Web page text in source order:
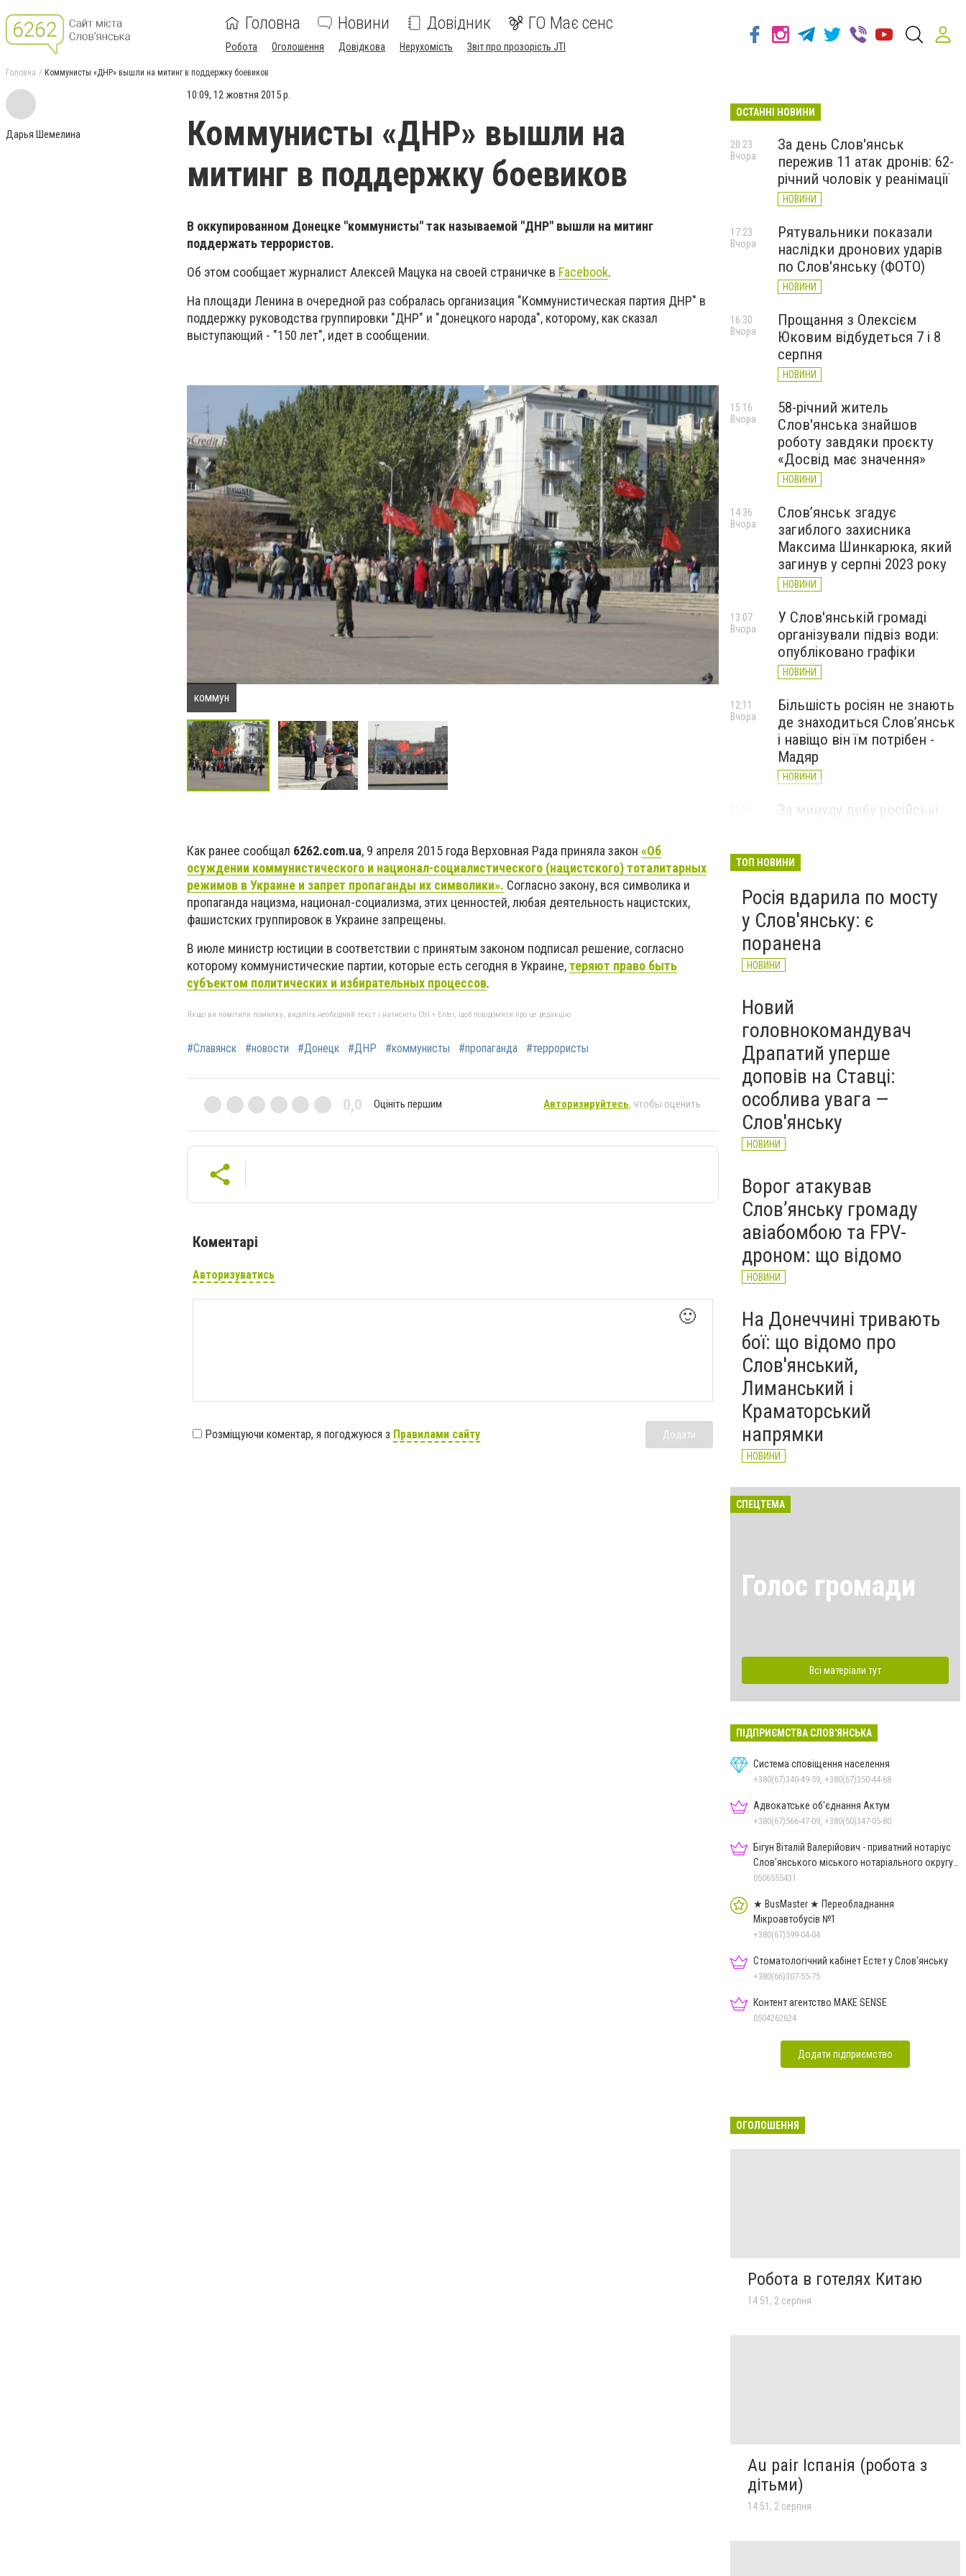
Головна Новини Довідник ГО Має сенс
Робота Оголошення Довідкова Нерухомість Звіт про прозорість JTI
Головна Коммунисты «ДНР» вышли на митинг в поддержку боевиков
Дарья Шемелина
10:09, 12 жовтня 2015 р.
Коммунисты «ДНР» вышли на
митинг в поддержку боевиков
В оккупированном Донецке "коммунисты" так называемой "ДНР" вышли на митинг
поддержать террористов.
Об этом сообщает журналист Алексей Мацука на своей страничке в Facebook.
На площади Ленина в очередной раз собралась организация "Коммунистическая партия ДНР" в
поддержку руководства группировки "ДНР" и "донецкого народа", которому, как сказал
выступающий - "150 лет", идет в сообщении.
коммун
Как ранее сообщал 6262.com.ua, 9 апреля 2015 года Верховная Рада приняла закон «Об
осуждении коммунистического и национал-социалистического (нацистского) тоталитарных
режимов в Украине и запрет пропаганды их символики». Согласно закону, вся символика и
пропаганда нацизма, национал-социализма, этих ценностей, любая деятельность нацистских,
фашистских группировок в Украине запрещены.
В июле министр юстиции в соответствии с принятым законом подписал решение, согласно
которому коммунистические партии, которые есть сегодня в Украине,теряют право быть
субъектом политических и избирательных процессов.
Якщо ви помітили помилку, виділіть необхідний текст і натисніть Ctrl + Enter, щоб повідомити про це редакцію
#Славянск #новости #Донецк #ДНР #коммунисты #пропаганда #террористы
0,0 Оцініть першим Авторизируйтесь, чтобы оценить
Коментарі
Авторизуватись
🙂
Розміщуючи коментар, я погоджуюся з Правилами сайту Додати
ОСТАННІ НОВИНИ
За день Слов'янськ
пережив 11 атак дронів: 62-
річний чоловік у реанімації
НОВИНИ
20:23
Вчора
Рятувальники показали
наслідки дронових ударів
по Слов'янську (ФОТО)
НОВИНИ
17:23
Вчора
Прощання з Олексієм
Юковим відбудеться 7 і 8
серпня
НОВИНИ
16:30
Вчора
58-річний житель
Слов'янська знайшов
роботу завдяки проєкту
«Досвід має значення»
НОВИНИ
15:16
Вчора
Слов’янськ згадує
загиблого захисника
Максима Шинкарюка, який
загинув у серпні 2023 року
НОВИНИ
14:36
Вчора
У Слов'янській громаді
організували підвіз води:
опубліковано графіки
НОВИНИ
13:07
Вчора
Більшість росіян не знають
де знаходиться Слов’янськ
і навіщо він їм потрібен -
Мадяр
НОВИНИ
12:11
Вчора
За минулу добу російські
великої війни: 6 серпня
ТОП НОВИНИ
Росія вдарила по мосту
у Слов'янську: є
поранена
НОВИНИ
Новий
головнокомандувач
Драпатий уперше
доповів на Ставці:
особлива увага —
Слов'янську
НОВИНИ
Ворог атакував
Слов’янську громаду
авіабомбою та FPV-
дроном: що відомо
НОВИНИ
На Донеччині тривають
бої: що відомо про
Слов'янський,
Лиманський і
Краматорський
напрямки
НОВИНИ
СПЕЦТЕМА
Голос громади
Всі матеріали тут
ПІДПРИЄМСТВА СЛОВ'ЯНСЬКА
Система сповіщення населення
+380(67)340-49-59, +380(67)350-44-68
Адвокатське об'єднання Актум
+380(67)566-47-09, +380(50)347-05-80
Бігун Віталій Валерійович - приватний нотаріус
Слов'янського міського нотаріального округу
Дон.обл.
0506555431
★ BusMaster ★ Переобладнання
Мікроавтобусів №1
+380(67)599-04-04
Стоматологічний кабінет Естет у Слов'янську
+380(66)307-55-75
Контент агентство MAKE SENSE
0504262624
Додати підприємство
ОГОЛОШЕННЯ
Робота в готелях Китаю
14:51, 2 серпня
Au pair Іспанія (робота з
дітьми)
14:51, 2 серпня